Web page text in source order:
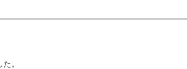
。